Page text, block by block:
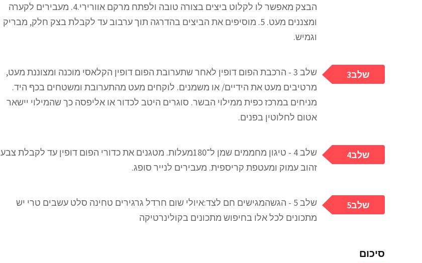
הבצק מאפשר לו לקלוט ביצים בצורה טובה ולפתח מרקם אוורירי.4. מעבירים לקערה
ומצננים מעט. 5. מוסיפים את הביצים בהדרגה תוך ערבוב עד לקבלת בצק חלק, מבריק
וגמיש.
3שלב
שלב 3 - הרכבת הפום דופין לאחר שתערובת הפום דופין הקלאסי מוכנה ומצוננת מעט,
מרטיבים מעט את הידיים/ או משמנים. לוקחים מעט מהתערובת ומשטחים בכף היד.
מניחים במרכז כפית ממילוי הבשר. סוגרים היטב לכדור או אליפסה כך שהמילוי יישאר
אטום לחלוטין בפנים.
4שלב
שלב 4 - טיגון מחממים שמן ל־180מעלות. מטגנים את כדורי הפום דופין עד לקבלת צבע
זהוב עמוק ומעטפת קריספית. מעבירים לנייר סופג.
5שלב
שלב 5 - הגשהמגישים חם לצד:איולי שום חרדל גרגירים טחינה סלט עשבים טרי יש
מתכונים לכל אלו בחיפוש מתכונים בקולינרטיקה
סיכום